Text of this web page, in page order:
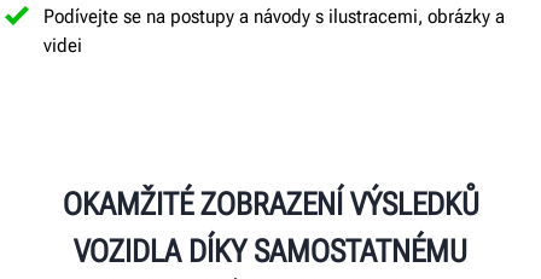
Podívejte se na postupy a návody s ilustracemi, obrázky a
videi
OKAMŽITÉ ZOBRAZENÍ VÝSLEDKŮ
VOZIDLA DÍKY SAMOSTATNÉMU